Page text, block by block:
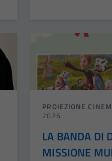
PROIEZIONE
2026
LA BANDA DI
MISSIONE